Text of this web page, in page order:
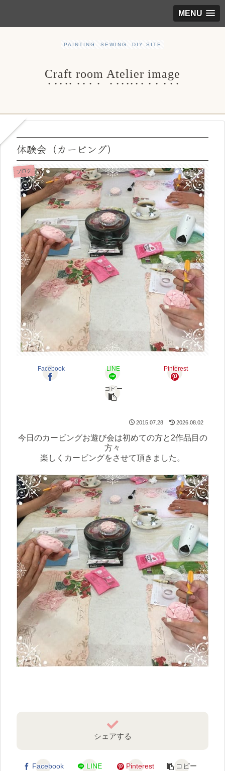
MENU
PAINTING. SEWING. DIY SITE
Craft room Atelier image
体験会（カービング）
ブログ
Facebook LINE Pinterest
コピー
2015.07.28 2026.08.02
今日のカービングお遊び会は初めての方と2作品目の
方々
楽しくカービングをさせて頂きました。
シェアする
Facebook LINE Pinterest コピー